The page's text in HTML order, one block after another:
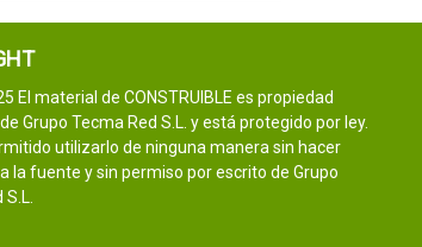
El material de CONSTRUIBLE es propiedad
Grupo Tecma Red S.L. y está protegido por ley.
utilizarlo de ninguna manera sin hacer
la fuente y sin permiso por escrito de Grupo